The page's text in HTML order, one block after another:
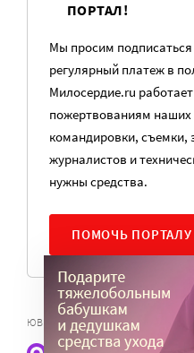
ПОРТАЛ!
Мы просим
регулярный платеж в
Милосердие.ru
пожертвованиям наших
командировки, съемки,
журналистов и
нужны средства.
ПОМОЧЬ ПОРТАЛУ
ЮВЕНАЛЬНАЯ ЮСТИЦИЯ 10